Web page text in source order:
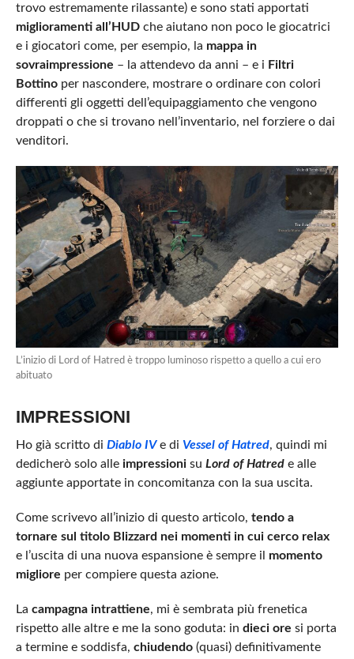
trovo estremamente rilassante) e sono stati apportati
miglioramenti all’HUDche aiutano non poco le giocatrici
e i giocatori come, per esempio, la mappa in
sovraimpressione – la attendevo da anni – e i Filtri
Bottinoper nascondere, mostrare o ordinare con colori
differenti gli oggetti dell’equipaggiamento che vengono
droppati o che si trovano nell’inventario, nel forziere o dai
venditori.
L’inizio di Lord of Hatred è troppo luminoso rispetto a quello a cui ero
abituato
IMPRESSIONI
Ho già scritto di Diablo IVe di Vessel of Hatred, quindi mi
dedicherò solo alle impressionisu Lord of Hatrede alle
aggiunte apportate in concomitanza con la sua uscita.
Come scrivevo all’inizio di questo articolo, tendo a
tornare sul titolo Blizzard nei momenti in cui cerco relax
e l’uscita di una nuova espansione è sempre il
momento
migliore per compiere questa azione.
La campagna intrattiene, mi è sembrata più frenetica
rispetto alle altre e me la sono goduta: in dieci ore si porta
a termine e soddisfa, chiudendo(quasi) definitivamente